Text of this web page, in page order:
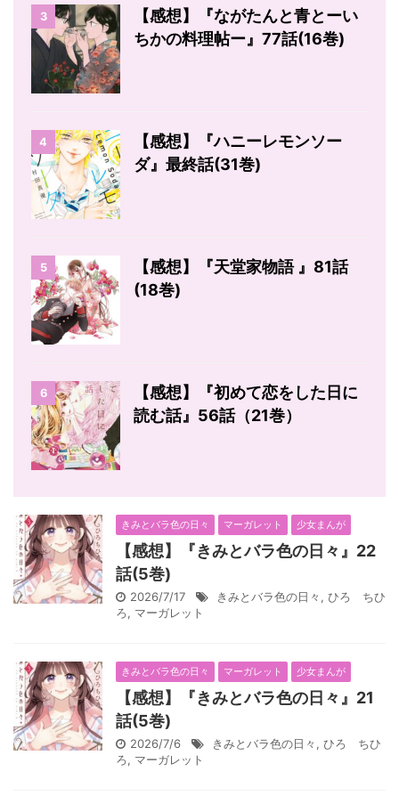
3
【感想】『ながたんと青とーい
ちかの料理帖ー』77話(16巻)
4
【感想】『ハニーレモンソー
ダ』最終話(31巻)
5
【感想】『天堂家物語 』81話
(18巻)
6
【感想】『初めて恋をした日に
読む話』56話（21巻）
きみとバラ色の日々 マーガレット 少女まんが
【感想】『きみとバラ色の日々』22
話(5巻)
2026/7/17 きみとバラ色の日々 , ひろ ちひ
ろ, マーガレット
きみとバラ色の日々 マーガレット 少女まんが
【感想】『きみとバラ色の日々』21
話(5巻)
2026/7/6 きみとバラ色の日々 , ひろ ちひ
ろ, マーガレット